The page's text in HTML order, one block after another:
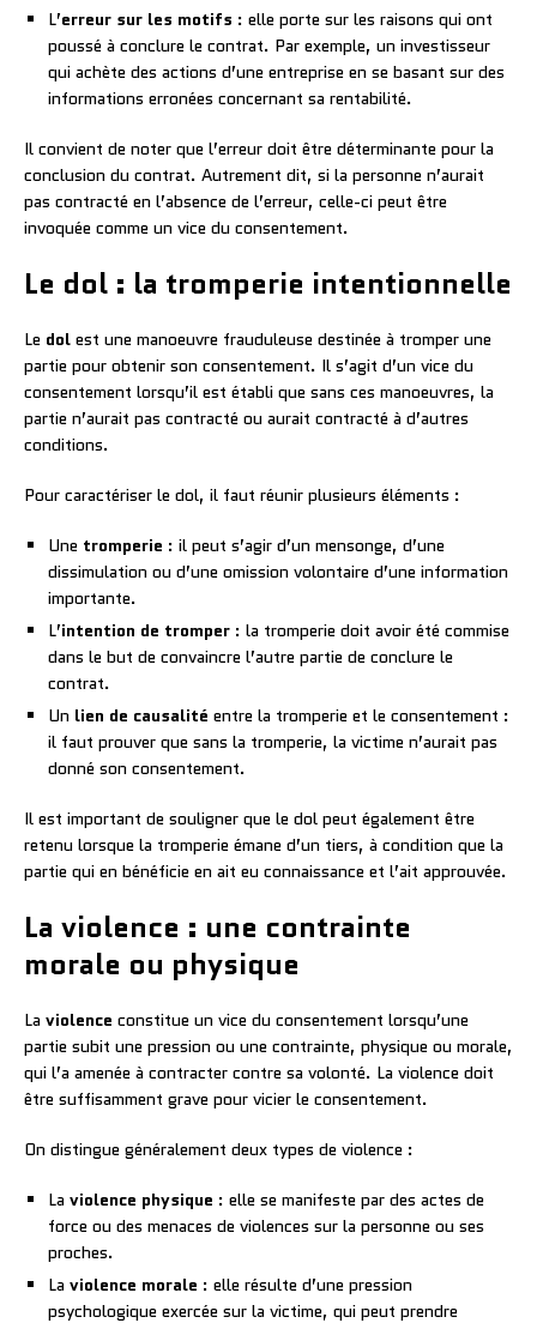
L’erreur sur les motifs : elle porte sur les raisons qui ont
poussé à conclure le contrat. Par exemple, un investisseur
qui achète des actions d’une entreprise en se basant sur des
informations erronées concernant sa rentabilité.
Il convient de noter que l’erreur doit être déterminante pour la
conclusion du contrat. Autrement dit, si la personne n’aurait
pas contracté en l’absence de l’erreur, celle-ci peut être
invoquée comme un vice du consentement.
Le dol : la tromperie intentionnelle
Le dol est une manoeuvre frauduleuse destinée à tromper une
partie pour obtenir son consentement. Il s’agit d’un vice du
consentement lorsqu’il est établi que sans ces manoeuvres, la
partie n’aurait pas contracté ou aurait contracté à d’autres
conditions.
Pour caractériser le dol, il faut réunir plusieurs éléments :
Une tromperie : il peut s’agir d’un mensonge, d’une
dissimulation ou d’une omission volontaire d’une information
importante.
L’intention de tromper : la tromperie doit avoir été commise
dans le but de convaincre l’autre partie de conclure le
contrat.
Un lien de causalité entre la tromperie et le consentement :
il faut prouver que sans la tromperie, la victime n’aurait pas
donné son consentement.
Il est important de souligner que le dol peut également être
retenu lorsque la tromperie émane d’un tiers, à condition que la
partie qui en bénéficie en ait eu connaissance et l’ait approuvée.
La violence : une contrainte
morale ou physique
La violence constitue un vice du consentement lorsqu’une
partie subit une pression ou une contrainte, physique ou morale,
qui l’a amenée à contracter contre sa volonté. La violence doit
être suffisamment grave pour vicier le consentement.
On distingue généralement deux types de violence :
La violence physique : elle se manifeste par des actes de
force ou des menaces de violences sur la personne ou ses
proches.
La violence morale : elle résulte d’une pression
psychologique exercée sur la victime, qui peut prendre